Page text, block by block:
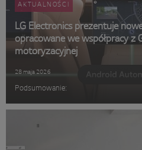
AKTUALNOŚCI
LG Electronics prezentuje
opracowane we współpracy z
motoryzacyjnej
28 maja 2026
Podsumowanie: